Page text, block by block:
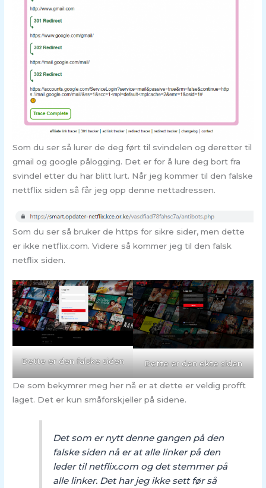
Som du ser så lurer de deg ført til svindelen og deretter til
gmail og google pålogging. Det er for å lure deg bort fra
svindel etter du har blitt lurt. Når jeg kommer til den falske
nettflix siden så får jeg opp denne nettadressen.
Som du ser så bruker de https for sikre sider, men dette
er ikke netflix.com. Videre så kommer jeg til den falsk
netflix siden.
Dette er den falske siden Dette er den ekte siden
De som bekymrer meg her nå er at dette er veldig profft
laget. Det er kun småforskjeller på sidene.
Det som er nytt denne gangen på den
falske siden nå er at alle linker på den
leder til netflix.com og det stemmer på
alle linker. Det har jeg ikke sett før så